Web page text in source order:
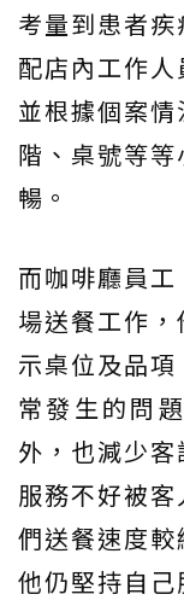
考量到患者
配店內工作人
並根據個案
階、桌號等
暢。
而咖啡廳員
場送餐工作
示桌位及品
常發生的問
外，也減少
服務不好被
們送餐速度
他仍堅持自己